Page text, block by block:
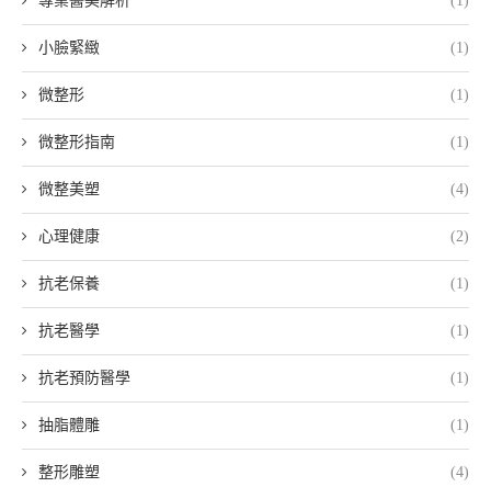
小臉緊緻 (1)
微整形 (1)
微整形指南 (1)
微整美塑 (4)
心理健康 (2)
抗老保養 (1)
抗老醫學 (1)
抗老預防醫學 (1)
抽脂體雕 (1)
整形雕塑 (4)